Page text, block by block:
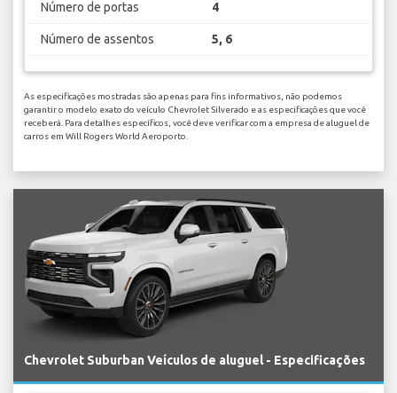
Número de portas 4
Número de assentos 5, 6
As especificações mostradas são apenas para fins informativos, não podemos
garantir o modelo exato do veículo Chevrolet Silverado e as especificações que você
receberá. Para detalhes específicos, você deve verificar com a empresa de aluguel de
carros em Will Rogers World Aeroporto.
Chevrolet Suburban Veículos de aluguel - Especificações